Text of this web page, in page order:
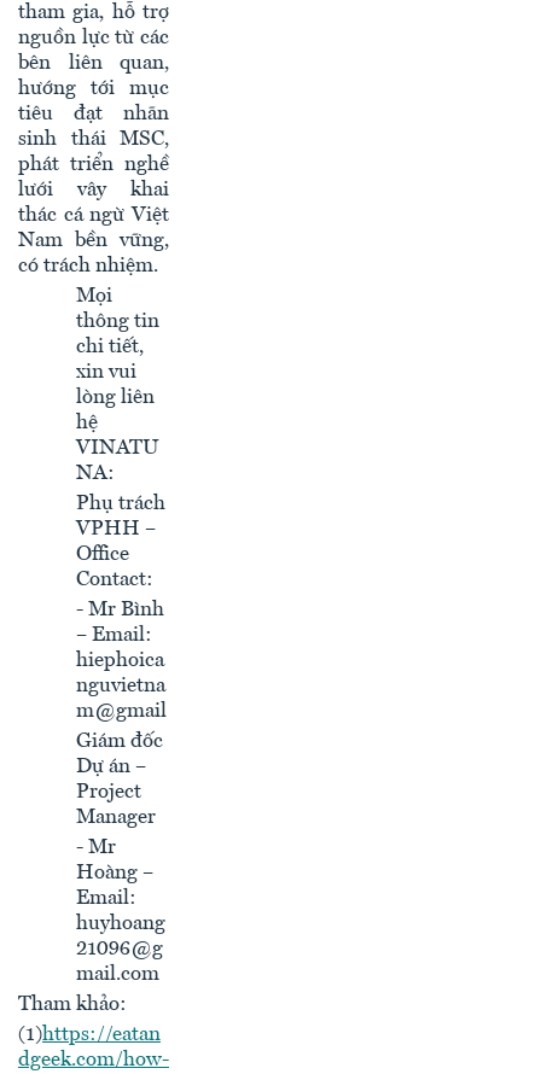
tham gia, hỗ trợ
nguồn lực từ các
bên liên quan,
hướng tới mục
tiêu đạt nhãn
sinh thái MSC,
phát triển nghề
lưới vây khai
thác cá ngừ Việt
Nam bền vững,
có trách nhiệm.
Mọi
thông tin
chi tiết,
xin vui
lòng liên
hệ
VINATU
NA:
Phụ trách
VPHH –
Office
Contact:
- Mr Bình
– Email:
hiephoica
nguvietna
m@gmail
Giám đốc
Dự án –
Project
Manager
- Mr
Hoàng –
Email:
huyhoang
21096@g
mail.com
Tham khảo:
(1)https://eatan
dgeek.com/how-